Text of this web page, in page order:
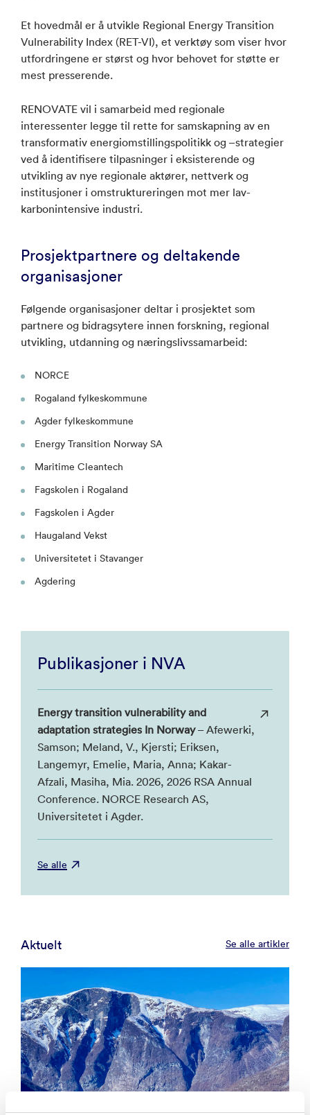
Et hovedmål er å utvikle Regional Energy Transition
Vulnerability Index (RET-VI), et verktøy som viser hvor
utfordringene er størst og hvor behovet for støtte er
mest presserende.
RENOVATE vil i samarbeid med regionale
interessenter legge til rette for samskapning av en
transformativ energiomstillingspolitikk og –strategier
ved å identifisere tilpasninger i eksisterende og
utvikling av nye regionale aktører, nettverk og
institusjoner i omstruktureringen mot mer lav-
karbonintensive industri.
Prosjektpartnere og deltakende
organisasjoner
Følgende organisasjoner deltar i prosjektet som
partnere og bidragsytere innen forskning, regional
utvikling, utdanning og næringslivssamarbeid:
NORCE
Rogaland fylkeskommune
Agder fylkeskommune
Energy Transition Norway SA
Maritime Cleantech
Fagskolen i Rogaland
Fagskolen i Agder
Haugaland Vekst
Universitetet i Stavanger
Agdering
Publikasjoner i NVA
Energy transition vulnerability and
adaptation strategies In Norway– Afewerki,
Samson; Meland, V., Kjersti; Eriksen,
Langemyr, Emelie, Maria, Anna; Kakar-
Afzali, Masiha, Mia. 2026, 2026 RSA Annual
Conference. NORCE Research AS,
Universitetet i Agder.
Se alle
Aktuelt Se alle artikler